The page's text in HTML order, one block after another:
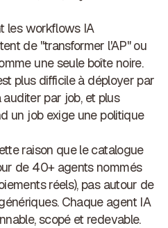
les workflows IA
de "transformer l'AP" ou
une seule boîte noire.
plus difficile à déployer par
par job, et plus
un job exige une politique
raison que le catalogue
de 40+ agents nommés
réels), pas autour de
Chaque agent IA
scopé et redevable.